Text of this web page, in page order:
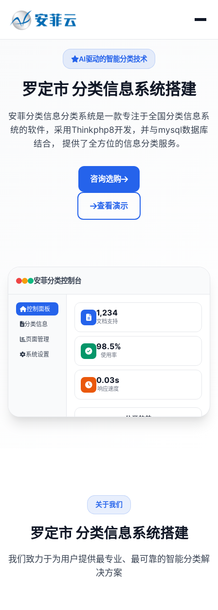
AI驱动的智能分类技术
罗定市 分类信息系统搭建
安菲分类信息分类系统是一款专注于全国分类信息系
统的软件，采用Thinkphp8开发，并与mysql数据库
结合， 提供了全方位的信息分类服务。
咨询选购
查看演示
安菲分类控制台
控制面板
分类信息
页面管理
系统设置
1,234
文档支持
98.5%
使用率
0.03s
响应速度
分类趋势
关于我们
罗定市 分类信息系统搭建
我们致力于为用户提供最专业、最可靠的智能分类解
决方案